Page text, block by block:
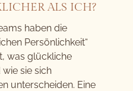
ALS ICH?
haben die
Persönlichkeit“
was glückliche
sie sich
unterscheiden. Eine